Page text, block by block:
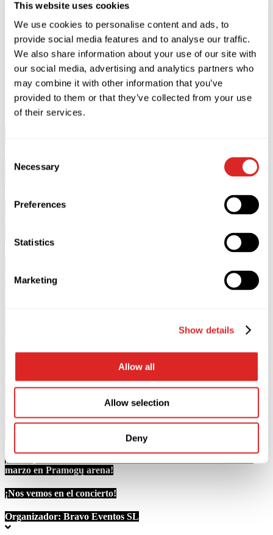
This website uses cookies
We use cookies to personalise content and ads, to
provide social media features and to analyse our traffic.
We also share information about your use of our site with
our social media, advertising and analytics partners who
may combine it with other information that you’ve
provided to them or that they’ve collected from your use
of their services.
Selection
Necessary
Preferences
Statistics
Marketing
Show details
Allow all
Allow selection
Deny
Comprar CERRAR
Descripción
5+
Inicio 20:00.Puertas
Los espectadores
menores de 5 años no pueden asistir al
bajo la responsabilidad de adultos mayores de 18 años.
agotadas que Valery Meladze reunió durante la gira de aniversario
de 2025, uno de los artistas más populares de la actualidad regresa a
emotivas y cercanas al alma, no solo de los éxitos favoritos y
de nuevas composiciones, un espectáculo de luces de alta
tecnología, una atmósfera que ya se ha vuelto legendaria y, por
Su arte une generaciones, y sus canciones se reconocen desde las
primeras notas. Cada concierto del inigualable Valery Meladze es
%, cargando al público con una energía increíblemente poderosa y
fundiéndose con los espectadores.
¡No se pierda el evento más brillante de 2027 en
marzo en Pramogų arena!
¡Nos vemos en el concierto!
Organizador: Bravo Eventos SL